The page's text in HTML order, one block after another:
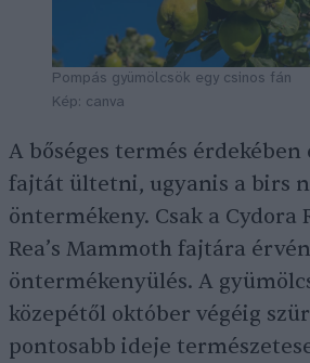
Pompás gyümölcsök egy csinos fán
Kép: canva
A bőséges termés érdekében
fajtát ültetni, ugyanis a birs
öntermékeny. Csak a Cydora
Rea’s Mammoth fajtára
öntermékenyülés. A
közepétől október végéig
pontosabb ideje